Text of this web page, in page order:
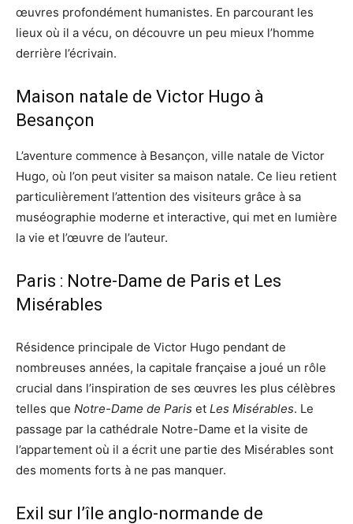
œuvres profondément humanistes. En parcourant les
lieux où il a vécu, on découvre un peu mieux l’homme
derrière l’écrivain.
Maison natale de Victor Hugo à
Besançon
L’aventure commence à Besançon, ville natale de Victor
Hugo, où l’on peut visiter sa maison natale. Ce lieu retient
particulièrement l’attention des visiteurs grâce à sa
muséographie moderne et interactive, qui met en lumière
la vie et l’œuvre de l’auteur.
Paris : Notre-Dame de Paris et Les
Misérables
Résidence principale de Victor Hugo pendant de
nombreuses années, la capitale française a joué un rôle
crucial dans l’inspiration de ses œuvres les plus célèbres
telles que Notre-Dame de Paris et Les Misérables. Le
passage par la cathédrale Notre-Dame et la visite de
l’appartement où il a écrit une partie des Misérables sont
des moments forts à ne pas manquer.
Exil sur l’île anglo-normande de